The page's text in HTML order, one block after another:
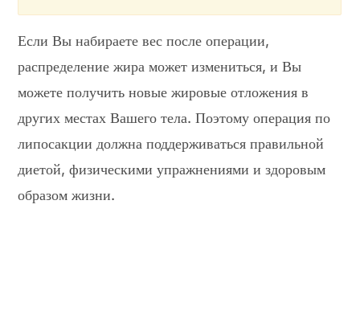
Если Вы набираете вес после операции,
распределение жира может измениться, и Вы
можете получить новые жировые отложения в
других местах Вашего тела. Поэтому операция по
липосакции должна поддерживаться правильной
диетой, физическими упражнениями и здоровым
образом жизни.